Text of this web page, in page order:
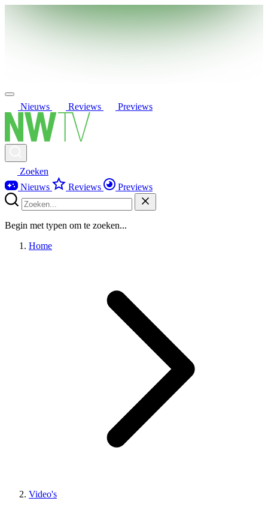
Nieuws Reviews Previews
Zoeken
Nieuws
Reviews Previews
Begin met typen om te zoeken...
Home
Video's